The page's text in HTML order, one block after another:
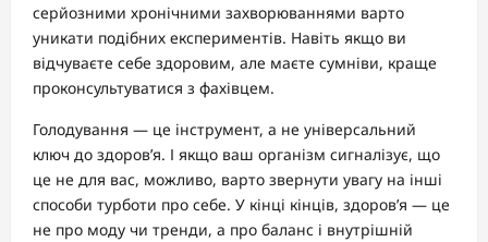
серйозними хронічними захворюваннями варто
уникати подібних експериментів. Навіть якщо ви
відчуваєте себе здоровим, але маєте сумніви, краще
проконсультуватися з фахівцем.
Голодування — це інструмент, а не універсальний
ключ до здоров’я. І якщо ваш організм сигналізує, що
це не для вас, можливо, варто звернути увагу на інші
способи турботи про себе. У кінці кінців, здоров’я — це
не про моду чи тренди, а про баланс і внутрішній